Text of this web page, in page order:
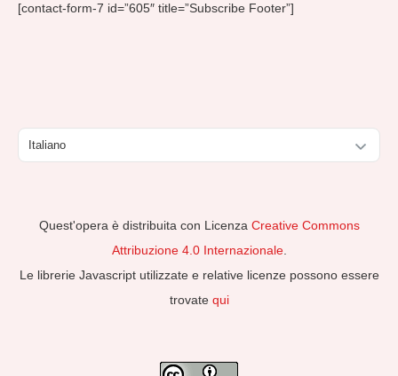
[contact-form-7 id=”605″ title=”Subscribe Footer”]
Scegli
una
Quest'opera è distribuita con Licenza Creative Commons
Attribuzione 4.0 Internazionale.
Le librerie Javascript utilizzate e relative licenze possono essere
trovate qui